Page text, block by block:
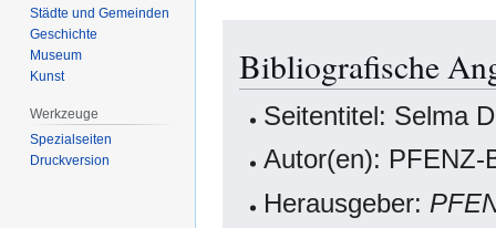
Navigation
springen
Suche
springen
Bibliografische
Seitentitel: Selma
Autor(en): PFENZ-
Herausgeber:
Städte und Gemeinden
Geschichte
Museum
Kunst
Werkzeuge
Spezialseiten
Druckversion